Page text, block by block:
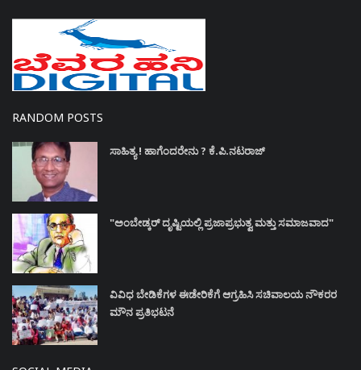
RANDOM POSTS
ಸಾಹಿತ್ಯ ! ಹಾಗೆಂದರೇನು ? ಕೆ.ಪಿ.ನಟರಾಜ್
"ಅಂಬೇಡ್ಕರ್ ದೃಷ್ಟಿಯಲ್ಲಿ ಪ್ರಜಾಪ್ರಭುತ್ವ ಮತ್ತು ಸಮಾಜವಾದ"
ವಿವಿಧ ಬೇಡಿಕೆಗಳ ಈಡೇರಿಕೆಗೆ ಆಗ್ರಹಿಸಿ ಸಚಿವಾಲಯ ನೌಕರರ
ಮೌನ ಪ್ರತಿಭಟನೆ